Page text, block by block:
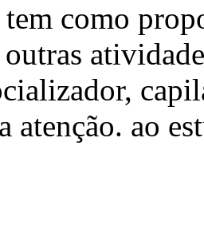
como
outras
atenção. ao